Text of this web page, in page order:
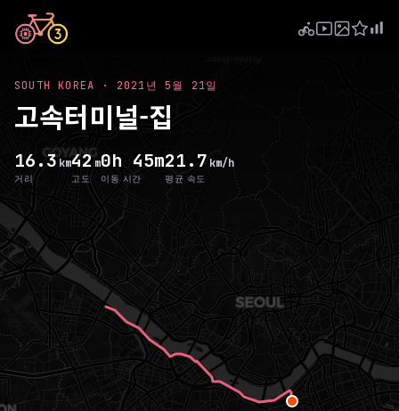
SOUTH KOREA · 2021년 5월 21일
고속터미널-집
16.3km
거리
42m
고도
0h 45m
이동 시간
21.7 km/h
평균 속도